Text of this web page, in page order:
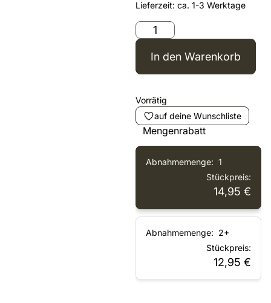
Lieferzeit: ca. 1-3 Werktage
In den Warenkorb
Vorrätig
auf deine Wunschliste
Mengenrabatt
1
14,95 €
2+
12,95 €